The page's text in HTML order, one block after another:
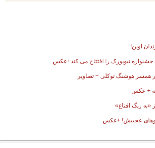
اوين!
جشنواره نیویورک را افتتاح می کند+عکس
همسر هوشنگ توکلی + تصاویر
+ عکس
«به رنگ اقناع»
موهای عجیبش! +عکس